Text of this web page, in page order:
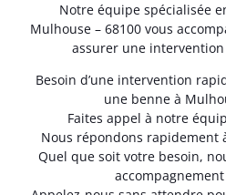
Notre équipe spécialisée
Mulhouse – 68100 vous
assurer une
Besoin d’une intervention
une benne à
Faites appel à notre
Nous répondons rapidement
Quel que soit votre besoin,